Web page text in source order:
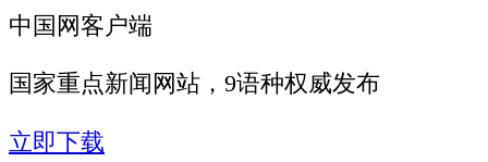
中国网客户端
国家重点新闻网站，9语种权威发布
立即下载